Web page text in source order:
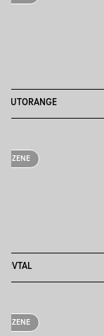
BLUTORANGE
ZENE
BRVTAL
ZENE